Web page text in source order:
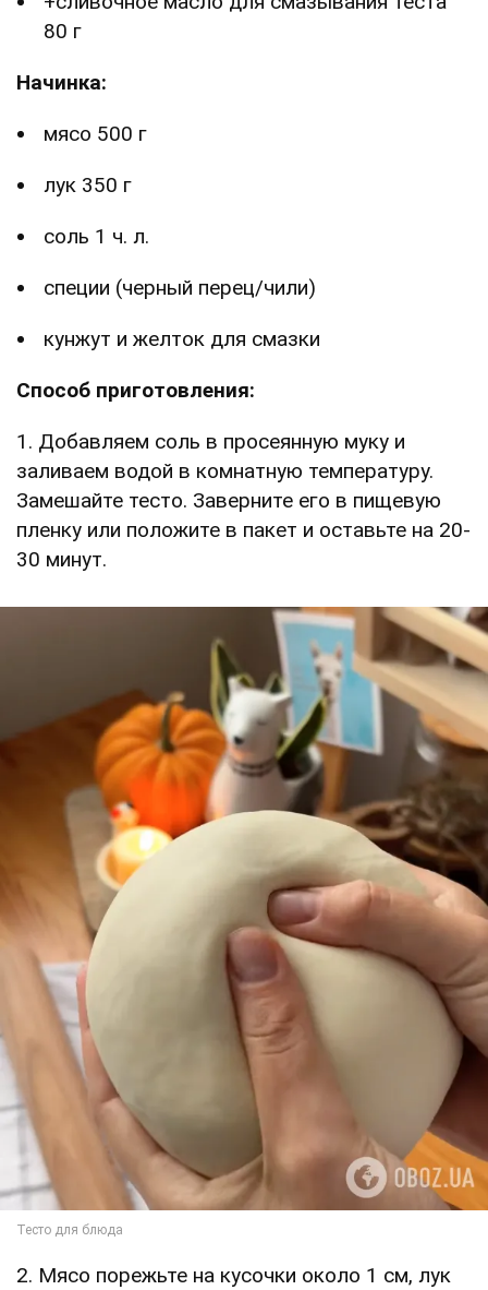
80 г
Начинка:
мясо 500 г
лук 350 г
соль 1 ч. л.
специи (черный перец/чили)
кунжут и желток для смазки
Способ приготовления:
1. Добавляем соль в просеянную муку и
заливаем водой в комнатную температуру.
Замешайте тесто. Заверните его в пищевую
пленку или положите в пакет и оставьте на 20-
30 минут.
2. Мясо порежьте на кусочки около 1 см, лук